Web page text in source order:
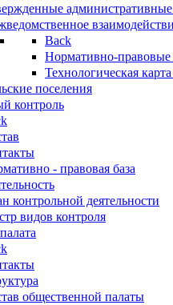
Back
Нормативно-правовые
Технологическая
поселения
контроль
- правовая база
контрольной деятельности
видов контроля
общественной палаты